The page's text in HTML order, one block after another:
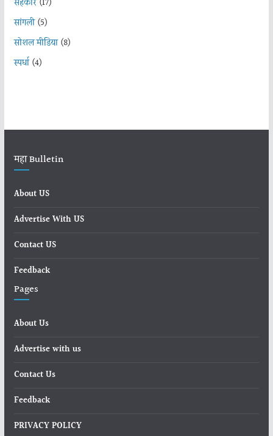
सहकार(17)
सांगली(5)
सोशल मीडिया(8)
स्पर्धा(4)
महा Bulletin
About US
Advertise With US
Contact US
Feedback
Pages
About Us
Advertise with us
Contact Us
Feedback
PRIVACY POLICY